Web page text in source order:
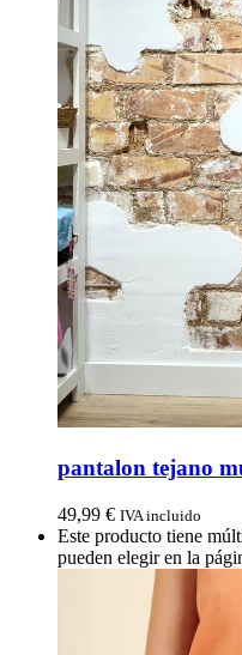
pantalon tejano
49,99 € IVA incluido
Este producto tiene
pueden elegir en la